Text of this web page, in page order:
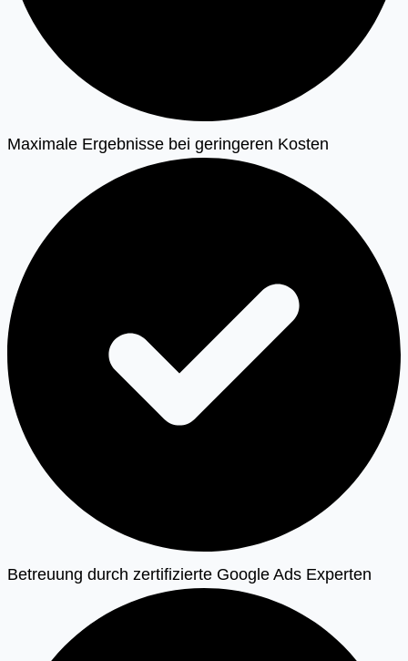
Maximale Ergebnisse bei geringeren Kosten
Betreuung durch zertifizierte Google Ads Experten